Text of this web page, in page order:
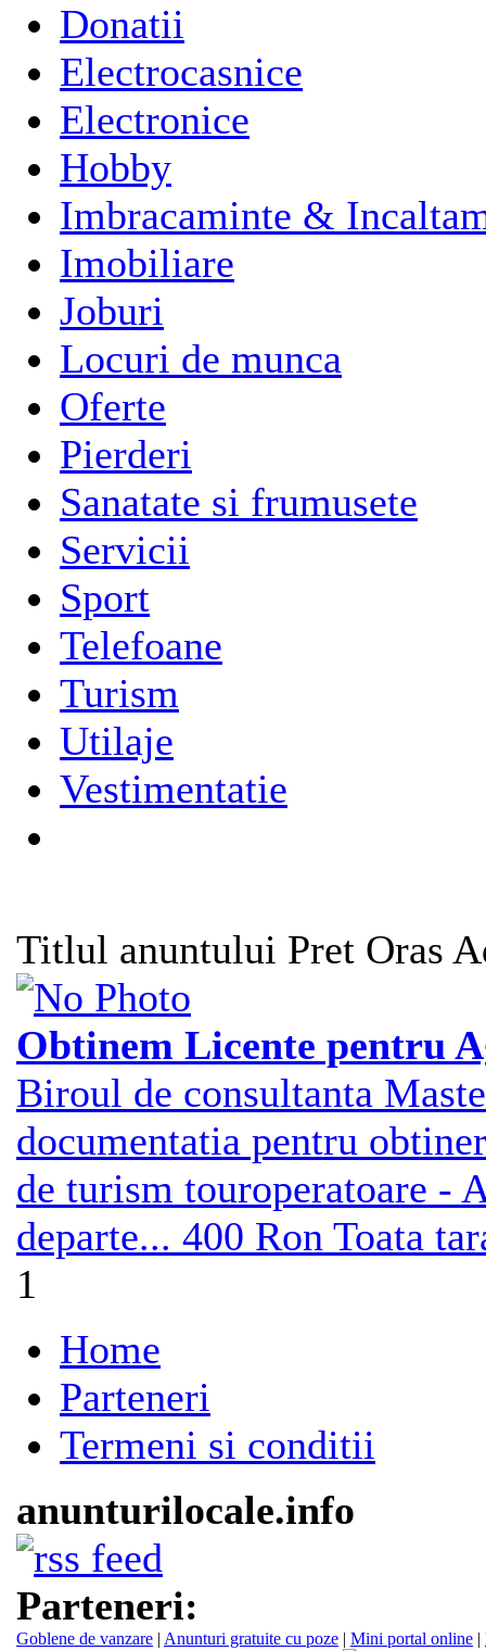
Donatii
Electrocasnice
Electronice
Hobby
Imbracaminte &
Imobiliare
Joburi
Locuri de munca
Oferte
Pierderi
Sanatate si frumusete
Servicii
Sport
Telefoane
Turism
Utilaje
Vestimentatie
Titlul anuntului Pret Oras
Obtinem Licente pentru
Biroul de consultanta
documentatia pentru
de turism touroperatoare -
departe... 400 Ron Toata
1
Home
Parteneri
Termeni si conditii
anunturilocale.info
Parteneri:
Goblene de vanzare | Anunturi gratuite cu poze | Mini portal online |